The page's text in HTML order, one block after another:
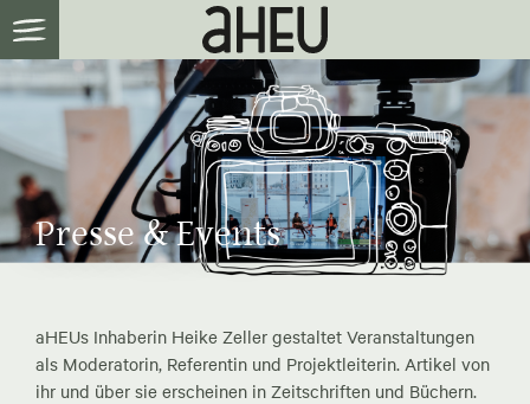
Presse & Events
aHEUs Inhaberin Heike Zeller gestaltet Veranstaltungen
als Moderatorin, Referentin und Projektleiterin. Artikel von
ihr und über sie erscheinen in Zeitschriften und Büchern.